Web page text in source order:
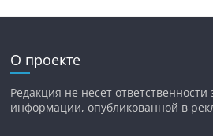
О проекте
Редакция не несет ответственности
информации, опубликованной в